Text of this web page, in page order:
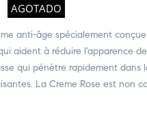
AGOTADO
anti-âge spécialement
aident à réduire l'apparence
qui pénètre rapidement
La Creme Rose est non